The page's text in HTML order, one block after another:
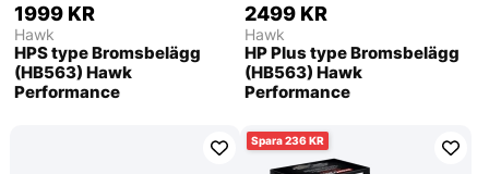
1999 KR
Hawk
HPS type Bromsbelägg
(HB563) Hawk
Performance
2499 KR
Hawk
HP Plus type Bromsbelägg
(HB563) Hawk
Performance
236